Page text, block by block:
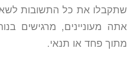
שתקבלו את כל התשובות
אתה מעוניינים, מרגישים
מתוך פחד או תנאי.